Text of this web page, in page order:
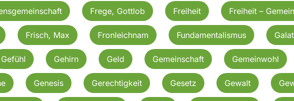
Frege, Gottlob Freiheit Freiheit –
Frisch, Max Fronleichnam Fundamentalismus
Gefühl Gehirn Geld Gemeinschaft Gemeinwohl
Genesis Gerechtigkeit Gesetz Gewalt